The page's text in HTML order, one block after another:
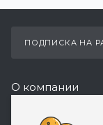
ПОДПИСКА НА
О компании
Реквизиты